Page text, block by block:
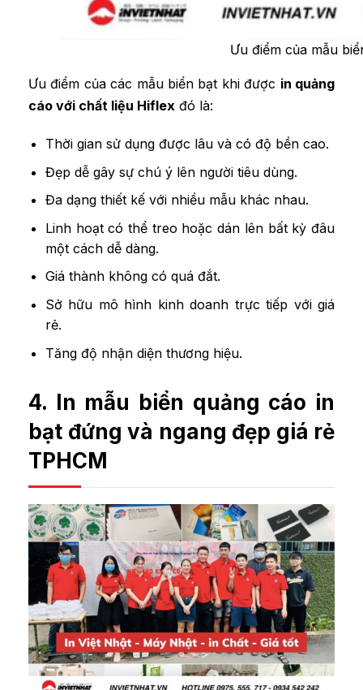
Ưu điểm của mẫu
Ưu điểm của các mẫu biển bạt khi được in quảng
cáo với chất liệu Hiflex đó là:
Thời gian sử dụng được lâu và có độ bền cao.
Đẹp dễ gây sự chú ý lên người tiêu dùng.
Đa dạng thiết kế với nhiều mẫu khác nhau.
Linh hoạt có thể treo hoặc dán lên bất kỳ đâu
một cách dễ dàng.
Giá thành không có quá đắt.
Sở hữu mô hình kinh doanh trực tiếp với giá
rẻ.
Tăng độ nhận diện thương hiệu.
4. In mẫu biển quảng cáo in
bạt đứng và ngang đẹp giá rẻ
TPHCM